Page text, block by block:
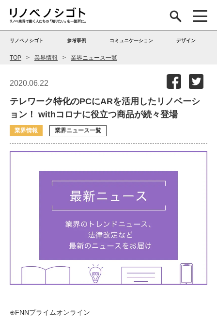
リノベノシゴト 参考事例 コミュニケーション デザイン
TOP 業界情報 業界ニュース一覧
2020.06.22
テレワーク特化のPCにARを活用したリノベーシ
ョン！ withコロナに役立つ商品が続々登場
業界情報 業界ニュース一覧
⊕FNNプライムオンライン